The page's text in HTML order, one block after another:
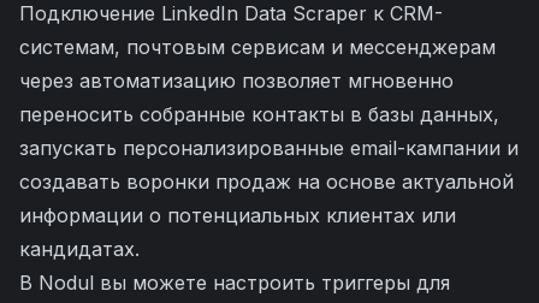
Подключение LinkedIn Data Scraper к CRM-
системам, почтовым сервисам и мессенджерам
через автоматизацию позволяет мгновенно
переносить собранные контакты в базы данных,
запускать персонализированные email-кампании и
создавать воронки продаж на основе актуальной
информации о потенциальных клиентах или
кандидатах.
В Nodul вы можете настроить триггеры для